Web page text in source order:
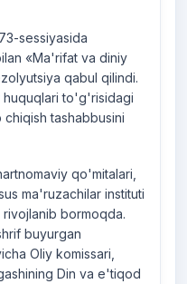
sessiyasida
«Ma'rifat va diniy
qabul qilindi.
huquqlari to'g'risidagi
tashabbusini
qo'mitalari,
ma'ruzachilar instituti
bormoqda.
buyurgan
Oliy komissari,
Din va e'tiqod